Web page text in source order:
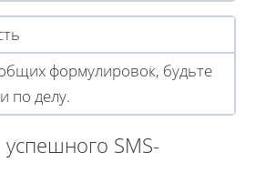
формулировок, будьте
по делу.
успешного SMS-